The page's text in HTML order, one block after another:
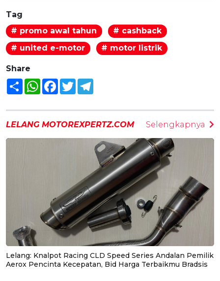
Tag
# promo awal tahun
# cashback
# united e-motor
# motor listrik
Share
Share WhatsAppFacebook
Twitter
LELANG MOTOREXPERTZ.COM Selengkapnya
Lelang: Knalpot Racing CLD Speed Series Andalan Pemilik
Aerox Pencinta Kecepatan, Bid Harga Terbaikmu Bradsis